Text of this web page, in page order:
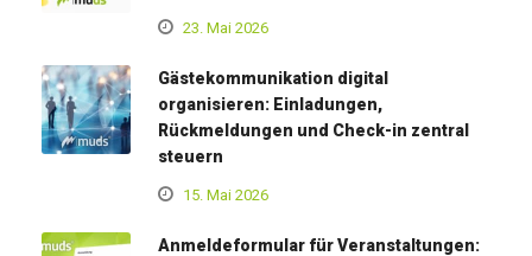
23. Mai 2026
Gästekommunikation digital
organisieren: Einladungen,
Rückmeldungen und Check-in zentral
steuern
15. Mai 2026
Anmeldeformular für Veranstaltungen: